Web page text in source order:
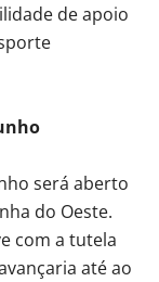
de apoio
será aberto
do Oeste.
com a tutela
até ao